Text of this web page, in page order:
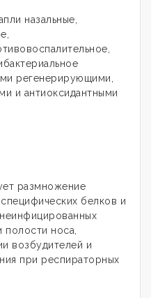
назальные,
регенерирующими,
и антиоксидантными
размножение
белков и
полости носа,
возбудителей и
при респираторных